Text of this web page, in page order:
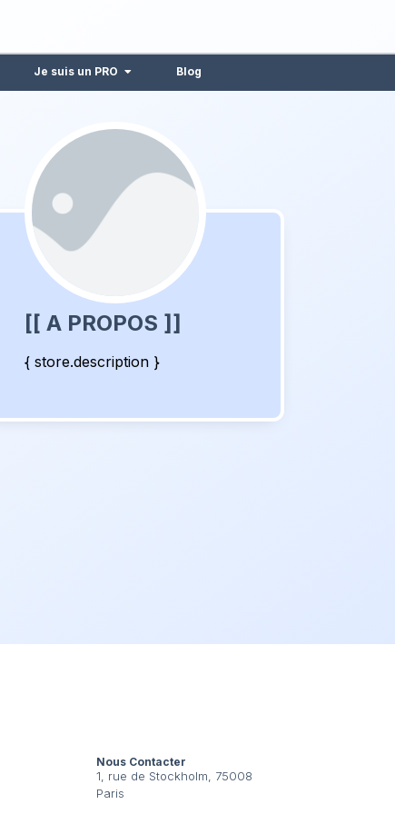
Je suis un PRO Blog
[[ A PROPOS ]]
{ store.description }
Nous Contacter
1, rue de Stockholm, 75008
Paris